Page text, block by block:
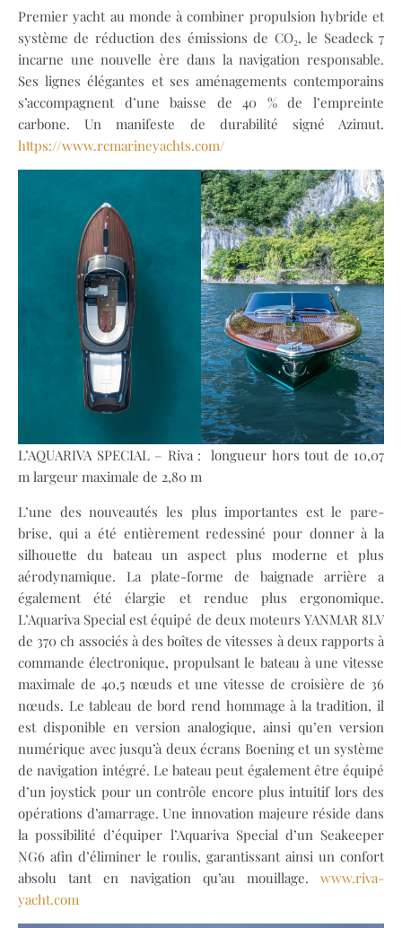
Premier yacht au monde à combiner propulsion hybride et
système de réduction des émissions de CO₂, le Seadeck 7
incarne une nouvelle ère dans la navigation responsable.
Ses lignes élégantes et ses aménagements contemporains
s’accompagnent d’une baisse de 40 % de l’empreinte
carbone. Un manifeste de durabilité signé Azimut.
https://www.rcmarineyachts.com/
L’AQUARIVA SPECIAL – Riva : longueur hors tout de 10,07
m largeur maximale de 2,80 m
L’une des nouveautés les plus importantes est le pare-
brise, qui a été entièrement redessiné pour donner à la
silhouette du bateau un aspect plus moderne et plus
aérodynamique. La plate-forme de baignade arrière a
également été élargie et rendue plus ergonomique.
L’Aquariva Special est équipé de deux moteurs YANMAR 8LV
de 370 ch associés à des boîtes de vitesses à deux rapports à
commande électronique, propulsant le bateau à une vitesse
maximale de 40,5 nœuds et une vitesse de croisière de 36
nœuds. Le tableau de bord rend hommage à la tradition, il
est disponible en version analogique, ainsi qu’en version
numérique avec jusqu’à deux écrans Boening et un système
de navigation intégré. Le bateau peut également être équipé
d’un joystick pour un contrôle encore plus intuitif lors des
opérations d’amarrage. Une innovation majeure réside dans
la possibilité d’équiper l’Aquariva Special d’un Seakeeper
NG6 afin d’éliminer le roulis, garantissant ainsi un confort
absolu tant en navigation qu’au mouillage. www.riva-
yacht.com